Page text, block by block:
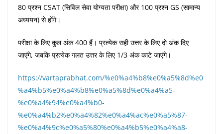
80 प्रश्न CSAT (सिविल सेवा योग्यता परीक्षा) और 100 प्रश्न GS (सामान्य
अध्ययन) से होंगे।
परीक्षा के लिए कुल अंक 400 हैं। प्रत्येक सही उत्तर के लिए दो अंक दिए
जाएंगे, जबकि प्रत्येक गलत उत्तर के लिए 1/3 अंक काटे जाएंगे।
https://vartaprabhat.com/%e0%a4%b8%e0%a5%8d%e0
%a4%b5%e0%a4%b8%e0%a5%8d%e0%a4%a5-
%e0%a4%94%e0%a4%b0-
%e0%a4%b2%e0%a4%82%e0%a4%ac%e0%a5%87-
%e0%a4%9c%e0%a5%80%e0%a4%b5%e0%a4%a8-